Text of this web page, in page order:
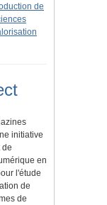
de
initiative
de
en
l'étude
de
de